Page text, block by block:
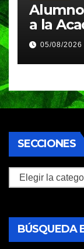
a la
Ignacio
piden a
plantel
05/08/2026
SECCIONES
Secciones
BÚSQUEDA